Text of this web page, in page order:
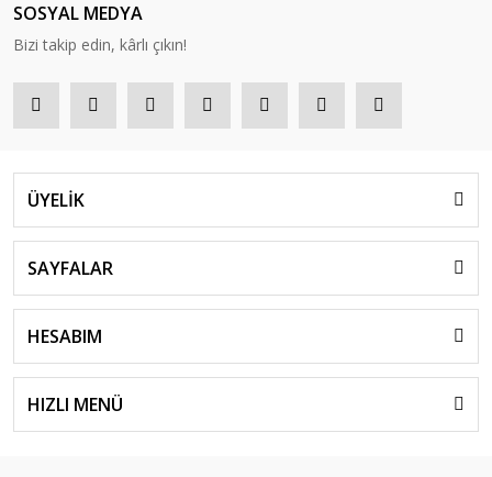
SOSYAL MEDYA
Bizi takip edin, kârlı çıkın!
ÜYELİK
SAYFALAR
HESABIM
HIZLI MENÜ